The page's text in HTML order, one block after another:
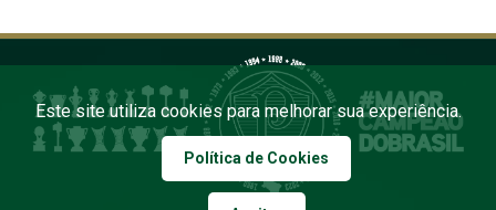
Este site utiliza cookies para melhorar sua experiência.
Política de Cookies